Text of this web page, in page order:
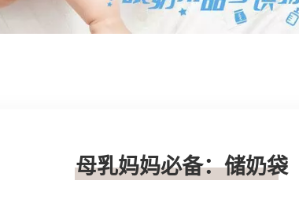
母乳妈妈必备：储奶袋